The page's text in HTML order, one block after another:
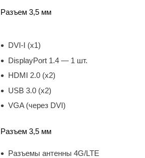
Разъем 3,5 мм
DVI-I (x1)
DisplayPort 1.4 — 1 шт.
HDMI 2.0 (x2)
USB 3.0 (x2)
VGA (через DVI)
Разъем 3,5 мм
Разъемы антенны 4G/LTE